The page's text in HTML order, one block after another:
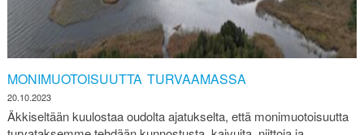
MONIMUOTOISUUTTA TURVAAMASSA
20.10.2023
Äkkiseltään kuulostaa oudolta ajatukselta, että monimuotoisuutta